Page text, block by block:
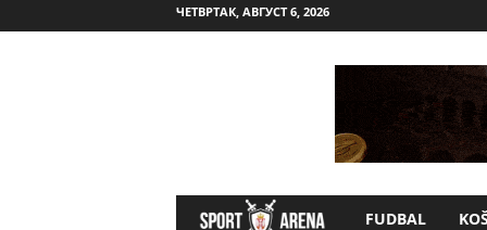
ЧЕТВРТАК, АВГУСТ 6, 2026
FUDBAL